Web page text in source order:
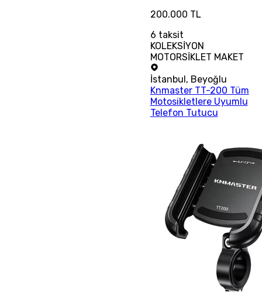
200.000 TL
6 taksit
KOLEKSİYON
MOTORSİKLET MAKET
İstanbul, Beyoğlu
Knmaster TT-200 Tüm
Motosikletlere Uyumlu
Telefon Tutucu